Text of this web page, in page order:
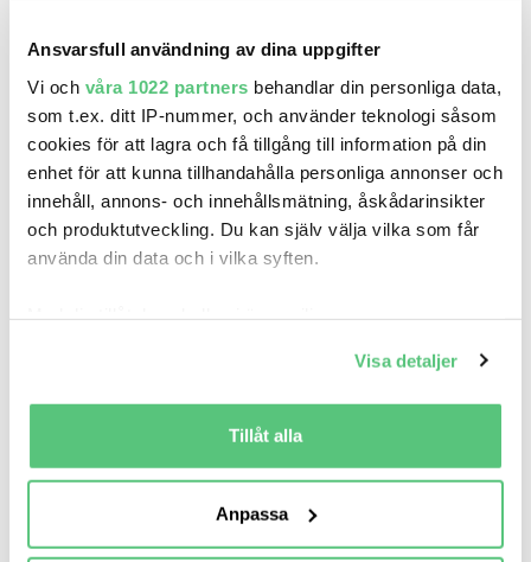
Ansvarsfull användning av dina uppgifter
Vi och våra 1022 partners behandlar din personliga data,
som t.ex. ditt IP-nummer, och använder teknologi såsom
cookies för att lagra och få tillgång till information på din
enhet för att kunna tillhandahålla personliga annonser och
innehåll, annons- och innehållsmätning, åskådarinsikter
och produktutveckling. Du kan själv välja vilka som får
använda din data och i vilka syften.
som kan ha en noggrannhet på upp till flera meter
Identifiera din enhet genom att aktivt skanna den
för specifika kännetecken (fingeravtryck)
Ta reda på mer om hur dina personliga uppgifter
Du kan ändra eller dra tillbaka ditt samtycke när som
helst från cookie-förklaringen.
Visa detaljer
Tillåt alla
Anpassa
Därför skall du registrera ett konto
på bilweb.se
Spara sökning
Bevaka inkommande bilar som